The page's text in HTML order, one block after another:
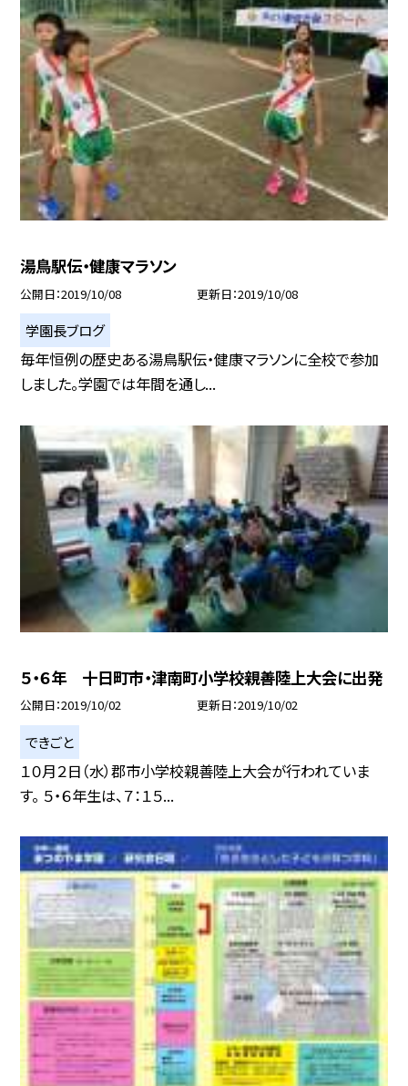
湯鳥駅伝・健康マラソン
公開日 2019/10/08 更新日 2019/10/08
学園長ブログ
毎年恒例の歴史ある湯鳥駅伝・健康マラソンに全校で参加
しました。学園では年間を通し...
５・６年 十日町市・津南町小学校親善陸上大会に出発
公開日 2019/10/02 更新日 2019/10/02
できごと
１０月２日（水）郡市小学校親善陸上大会が行われていま
す。 ５・６年生は、７：１５...